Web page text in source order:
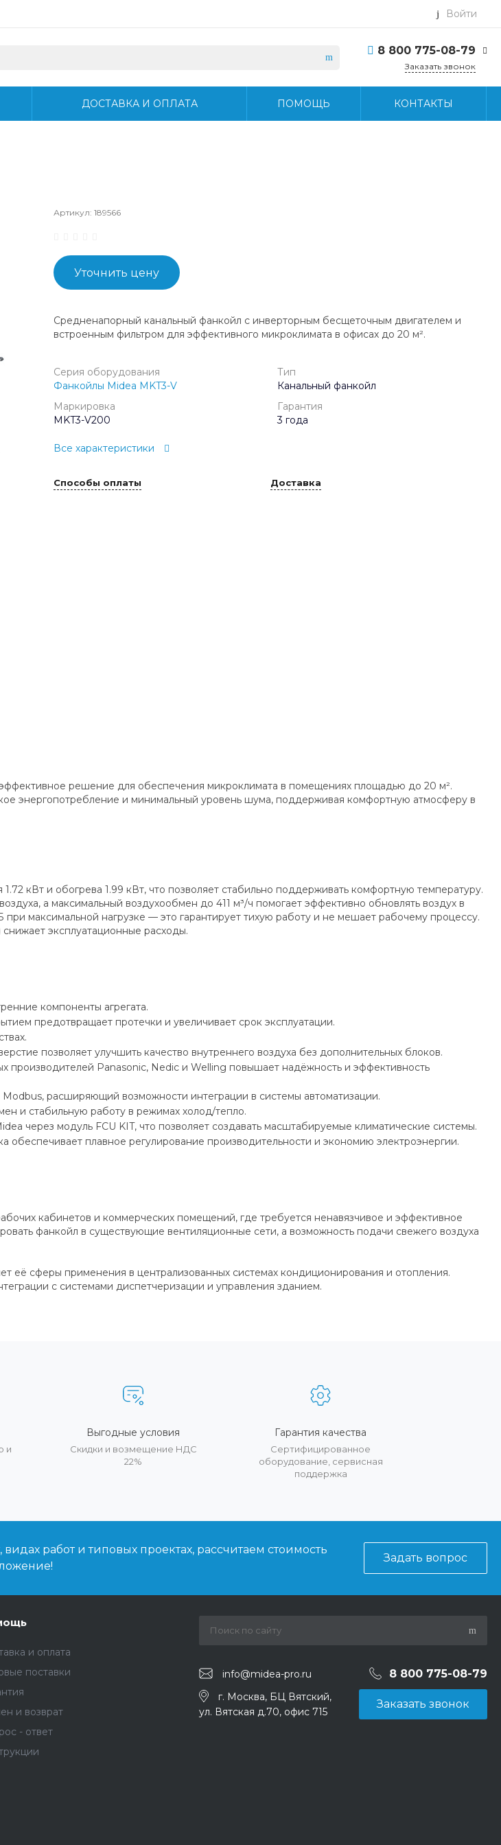
Войти
8 800 775-08-79
г. Москва, БЦ Вятский,
Заказать звонок
ДОСТАВКА И ОПЛАТА ПОМОЩЬ КОНТАКТЫ
Артикул: 189566
Уточнить цену
Средненапорный канальный фанкойл с инверторным бесщеточным двигателем и
встроенным фильтром для эффективного микроклимата в офисах до 20 м².
Серия оборудования
Фанкойлы Midea MKT3-V
Тип
Канальный фанкойл
Маркировка
MKT3-V200
Гарантия
3 года
Все характеристики
Способы оплаты Доставка
решение для обеспечения микроклимата в помещениях площадью до 20 м².
энергопотребление и минимальный уровень шума, поддерживая комфортную атмосферу в
кВт и обогрева 1.99 кВт, что позволяет стабильно поддерживать комфортную температуру.
а максимальный воздухообмен до 411 м³/ч помогает эффективно обновлять воздух в
максимальной нагрузке — это гарантирует тихую работу и не мешает рабочему процессу.
эксплуатационные расходы.
компоненты агрегата.
предотвращает протечки и увеличивает срок эксплуатации.
позволяет улучшить качество внутреннего воздуха без дополнительных блоков.
производителей Panasonic, Nedic и Welling повышает надёжность и эффективность
расширяющий возможности интеграции в системы автоматизации.
и стабильную работу в режимах холод/тепло.
через модуль FCU KIT, что позволяет создавать масштабируемые климатические системы.
плавное регулирование производительности и экономию электроэнергии.
кабинетов и коммерческих помещений, где требуется ненавязчивое и эффективное
фанкойл в существующие вентиляционные сети, а возможность подачи свежего воздуха
её сферы применения в централизованных системах кондиционирования и отопления.
с системами диспетчеризации и управления зданием.
и
Выгодные условия
Скидки и возмещение НДС
22%
Гарантия качества
Сертифицированное
оборудование, сервисная
поддержка
работ и типовых проектах, рассчитаем стоимость
Задать вопрос
и оплата
поставки
и возврат
- ответ
info@midea-pro.ru 8 800 775-08-79
г. Москва, БЦ Вятский,
ул. Вятская д.70, офис 715
Заказать звонок